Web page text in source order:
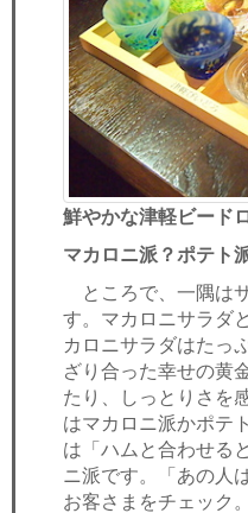
鮮やかな津軽ビード
マカロニ派？ポテト
ところで、一隅は
す。マカロニサラダ
カロニサラダはたっ
ざり合った幸せの黄
たり、しっとりさを
はマカロニ派かポテ
は「ハムと合わせる
ニ派です。「あの人
お客さまをチェック